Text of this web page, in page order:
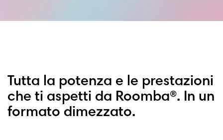
Tutta la potenza e le prestazioni
che ti aspetti da Roomba®. In un
formato dimezzato.